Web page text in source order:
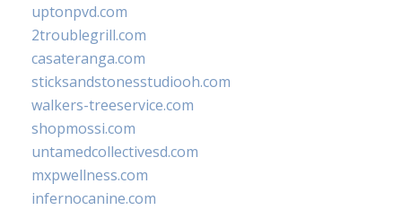
uptonpvd.com
2troublegrill.com
casateranga.com
sticksandstonesstudiooh.com
walkers-treeservice.com
shopmossi.com
untamedcollectivesd.com
mxpwellness.com
infernocanine.com